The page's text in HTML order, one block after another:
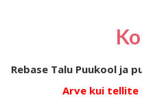
Rebase Talu Puukool ja
Arve kui tellite